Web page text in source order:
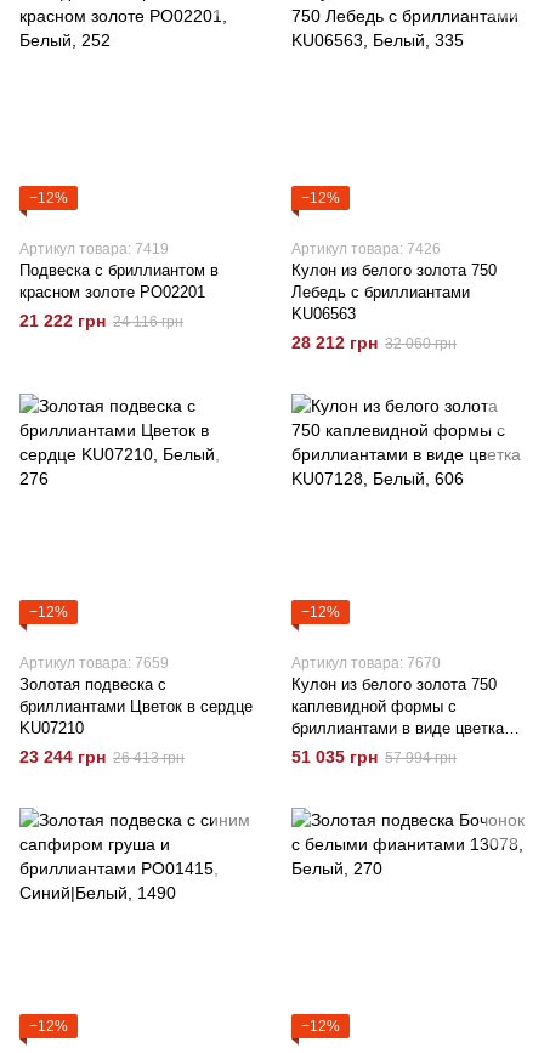
−12%
Артикул товара: 7419
Подвеска с бриллиантом в
красном золоте РО02201
21 222 грн 24 116 грн
−12%
Артикул товара: 7426
Кулон из белого золота 750
Лебедь с бриллиантами
KU06563
28 212 грн 32 060 грн
−12%
Артикул товара: 7659
Золотая подвеска с
бриллиантами Цветок в сердце
KU07210
23 244 грн 26 413 грн
−12%
Артикул товара: 7670
Кулон из белого золота 750
каплевидной формы с
бриллиантами в виде цветка
KU07128
51 035 грн 57 994 грн
−12% −12%